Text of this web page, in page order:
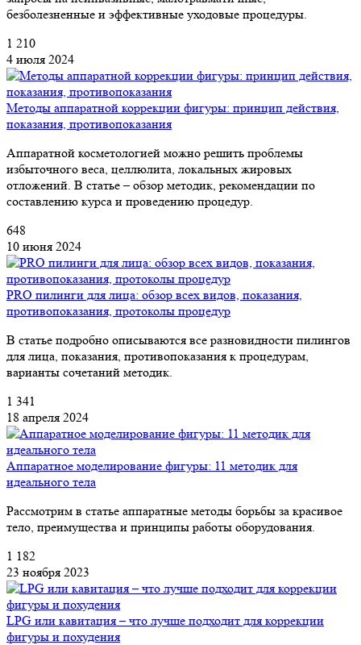
безболезненные и эффективные уходовые процедуры.
1 210
4 июля 2024
Методы аппаратной коррекции фигуры: принцип действия,
показания, противопоказания
Аппаратной косметологией можно решить проблемы
избыточного веса, целлюлита, локальных жировых
отложений. В статье – обзор методик, рекомендации по
составлению курса и проведению процедур.
648
10 июня 2024
PRO пилинги для лица: обзор всех видов, показания,
противопоказания, протоколы процедур
В статье подробно описываются все разновидности пилингов
для лица, показания, противопоказания к процедурам,
варианты сочетаний методик.
1 341
18 апреля 2024
Аппаратное моделирование фигуры: 11 методик для
идеального тела
Рассмотрим в статье аппаратные методы борьбы за красивое
тело, преимущества и принципы работы оборудования.
1 182
23 ноября 2023
LPG или кавитация – что лучше подходит для коррекции
фигуры и похудения